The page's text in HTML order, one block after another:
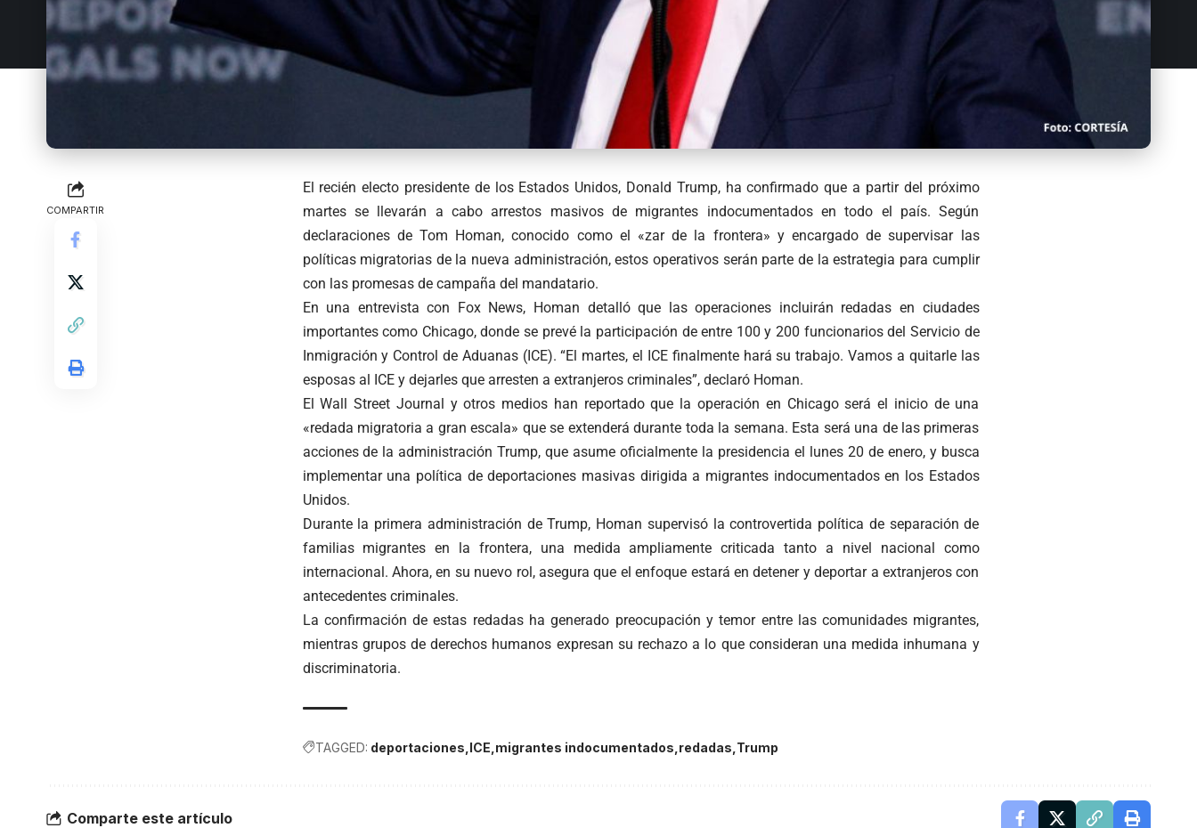
COMPARTIR
El recién electo presidente de los Estados Unidos, Donald Trump, ha confirmado que a partir del próximo
martes se llevarán a cabo arrestos masivos de migrantes indocumentados en todo el país. Según
declaraciones de Tom Homan, conocido como el «zar de la frontera» y encargado de supervisar las
políticas migratorias de la nueva administración, estos operativos serán parte de la estrategia para cumplir
con las promesas de campaña del mandatario.
En una entrevista con Fox News, Homan detalló que las operaciones incluirán redadas en ciudades
importantes como Chicago, donde se prevé la participación de entre 100 y 200 funcionarios del Servicio de
Inmigración y Control de Aduanas (ICE). “El martes, el ICE finalmente hará su trabajo. Vamos a quitarle las
esposas al ICE y dejarles que arresten a extranjeros criminales”, declaró Homan.
El Wall Street Journal y otros medios han reportado que la operación en Chicago será el inicio de una
«redada migratoria a gran escala» que se extenderá durante toda la semana. Esta será una de las primeras
acciones de la administración Trump, que asume oficialmente la presidencia el lunes 20 de enero, y busca
implementar una política de deportaciones masivas dirigida a migrantes indocumentados en los Estados
Unidos.
Durante la primera administración de Trump, Homan supervisó la controvertida política de separación de
familias migrantes en la frontera, una medida ampliamente criticada tanto a nivel nacional como
internacional. Ahora, en su nuevo rol, asegura que el enfoque estará en detener y deportar a extranjeros con
antecedentes criminales.
La confirmación de estas redadas ha generado preocupación y temor entre las comunidades migrantes,
mientras grupos de derechos humanos expresan su rechazo a lo que consideran una medida inhumana y
discriminatoria.
TAGGED: deportaciones ICE migrantes indocumentados redadas Trump
Comparte este artículo